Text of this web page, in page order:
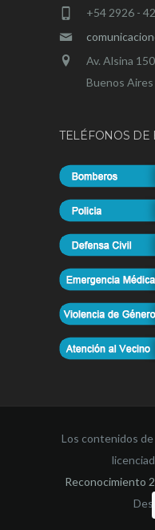
+54 2926 -
Av. Alsina
Buenos
TELÉFONOS DE
Los contenidos de
Reconocimiento